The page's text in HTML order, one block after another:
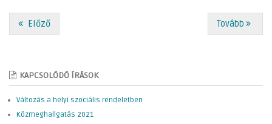
Előző Tovább
KAPCSOLÓDÓ ÍRÁSOK
Változás a helyi szociális rendeletben
Közmeghallgatás 2021